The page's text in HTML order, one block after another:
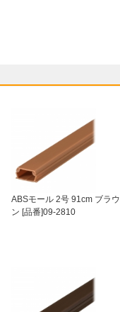
ABSモール 2号 91cm ブラウ
ン [品番]09-2810